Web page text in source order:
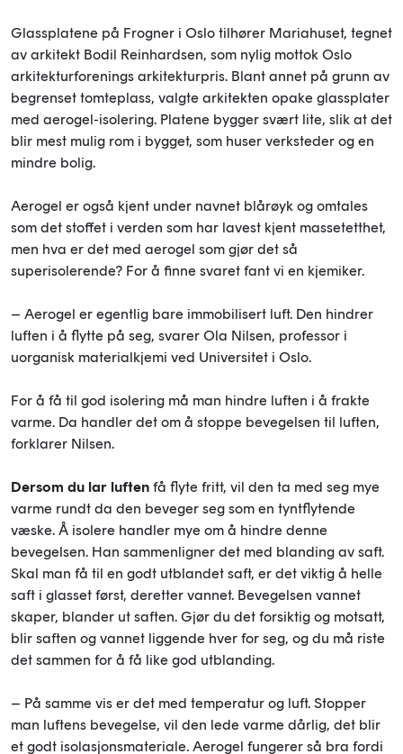
Glassplatene på Frogner i Oslo tilhører Mariahuset, tegnet
av arkitekt Bodil Reinhardsen, som nylig mottok Oslo
arkitekturforenings arkitekturpris. Blant annet på grunn av
begrenset tomteplass, valgte arkitekten opake glassplater
med aerogel-isolering. Platene bygger svært lite, slik at det
blir mest mulig rom i bygget, som huser verksteder og en
mindre bolig.
Aerogel er også kjent under navnet blårøyk og omtales
som det stoffet i verden som har lavest kjent massetetthet,
men hva er det med aerogel som gjør det så
superisolerende? For å finne svaret fant vi en kjemiker.
– Aerogel er egentlig bare immobilisert luft. Den hindrer
luften i å flytte på seg, svarer Ola Nilsen, professor i
uorganisk materialkjemi ved Universitet i Oslo.
For å få til god isolering må man hindre luften i å frakte
varme. Da handler det om å stoppe bevegelsen til luften,
forklarer Nilsen.
Dersom du lar luften få flyte fritt, vil den ta med seg mye
varme rundt da den beveger seg som en tyntflytende
væske. Å isolere handler mye om å hindre denne
bevegelsen. Han sammenligner det med blanding av saft.
Skal man få til en godt utblandet saft, er det viktig å helle
saft i glasset først, deretter vannet. Bevegelsen vannet
skaper, blander ut saften. Gjør du det forsiktig og motsatt,
blir saften og vannet liggende hver for seg, og du må riste
det sammen for å få like god utblanding.
– På samme vis er det med temperatur og luft. Stopper
man luftens bevegelse, vil den lede varme dårlig, det blir
et godt isolasjonsmateriale. Aerogel fungerer så bra fordi